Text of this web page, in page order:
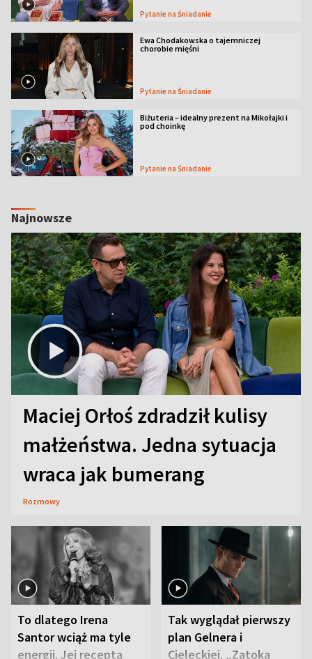
Pytanie na Śniadanie
Ewa Chodakowska o tajemniczej
chorobie mięśni
Pytanie na Śniadanie
Biżuteria – idealny prezent na Mikołajki i
pod choinkę
Pytanie na Śniadanie
Najnowsze
Maciej Orłoś zdradził kulisy
małżeństwa. Jedna sytuacja
wraca jak bumerang
Rozmowy
To dlatego Irena
Santor wciąż ma tyle
energii. Jej recepta
Tak wyglądał pierwszy
plan Gelnera i
Cieleckiej. „Zatoka